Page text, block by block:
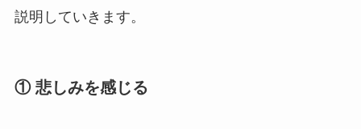
説明していきます。
① 悲しみを感じる